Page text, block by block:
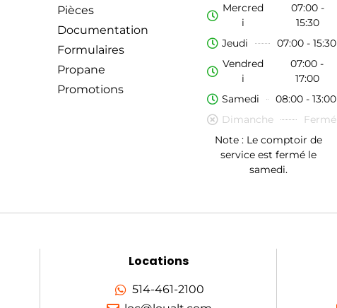
Pièces
Documentation
Formulaires
Propane
Promotions
Mercred
i
07:00 -
15:30
Jeudi
07:00 - 15:30
Vendred
i
07:00 -
17:00
Samedi
08:00 - 13:00
Dimanche
Fermé
Note : Le comptoir de
service est fermé le
samedi.
Locations
514-461-2100